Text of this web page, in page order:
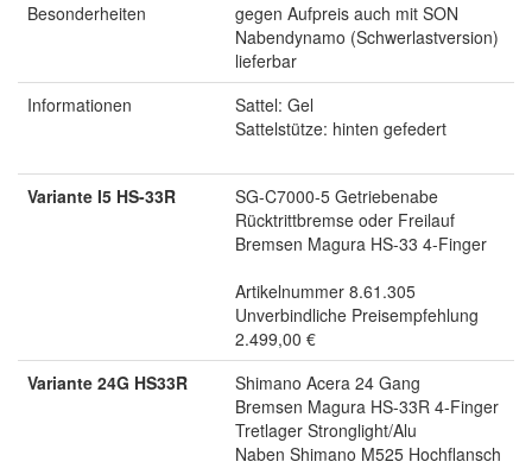
Besonderheiten
gegen Aufpreis auch mit SON
Nabendynamo (Schwerlastversion)
lieferbar
Informationen
Sattel: Gel
Sattelstütze: hinten gefedert
Variante I5 HS-33R
SG-C7000-5 Getriebenabe
Rücktrittbremse oder Freilauf
Bremsen Magura HS-33 4-Finger
Artikelnummer 8.61.305
Unverbindliche Preisempfehlung
2.499,00 €
Variante 24G HS33R
Shimano Acera 24 Gang
Bremsen Magura HS-33R 4-Finger
Tretlager Stronglight/Alu
Naben Shimano M525 Hochflansch